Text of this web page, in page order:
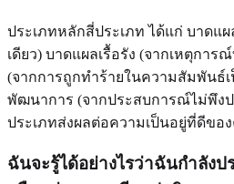
ประเภทหลักสี่ประเภท ได้แก่ บาดแ
เดียว) บาดแผลเรื้อรัง (จากเหตุกา
(จากการถูกทำร้ายในความสัมพันธ์
พัฒนาการ (จากประสบการณ์ไม่พึงป
ประเภทส่งผลต่อความเป็นอยู่ที่ดีขอ
ฉันจะรู้ได้อย่างไรว่าฉันกำลัง